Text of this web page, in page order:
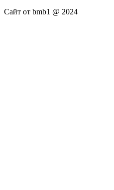
Сайт от bmb1 @ 2024